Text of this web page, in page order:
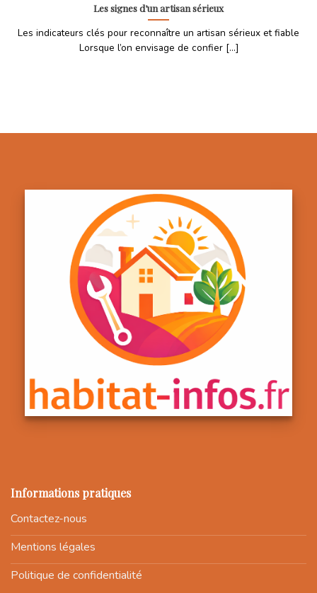
Les signes d’un artisan sérieux
Les indicateurs clés pour reconnaître un artisan sérieux et fiable
Lorsque l’on envisage de confier [...]
Informations pratiques
Contactez-nous
Mentions légales
Politique de confidentialité